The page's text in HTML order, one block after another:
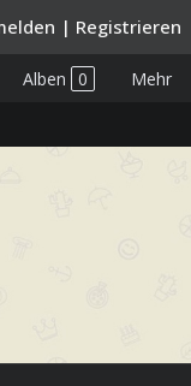
| Registrieren
Alben 0 Mehr